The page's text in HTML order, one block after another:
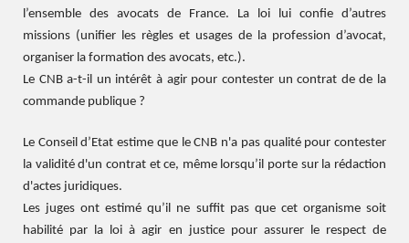
l’ensemble des avocats de France. La loi lui confie d’autres
missions (unifier les règles et usages de la profession d’avocat,
organiser la formation des avocats, etc.).
Le CNB a-t-il un intérêt à agir pour contester un contrat de de la
commande publique ?
Le Conseil d’Etat estime que le CNB n'a pas qualité pour contester
la validité d'un contrat et ce, même lorsqu’il porte sur la rédaction
d'actes juridiques.
Les juges ont estimé qu’il ne suffit pas que cet organisme soit
habilité par la loi à agir en justice pour assurer le respect de